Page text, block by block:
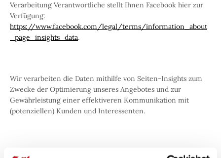
Verarbeitung Verantwortliche stellt Ihnen Facebook hier zur
Verfügung:
https://www.facebook.com/legal/terms/information_about
_page_insights_data.
Wir verarbeiten die Daten mithilfe von Seiten-Insights zum
Zwecke der Optimierung unseres Angebotes und zur
Gewährleistung einer effektiveren Kommunikation mit
(potenziellen) Kunden und Interessenten.